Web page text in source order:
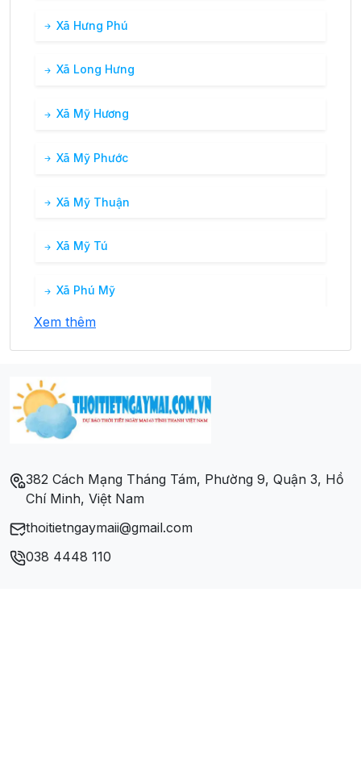
Xã Hưng Phú
Xã Long Hưng
Xã Mỹ Hương
Xã Mỹ Phước
Xã Mỹ Thuận
Xã Mỹ Tú
Xã Phú Mỹ
Xem thêm
382 Cách Mạng Tháng Tám, Phường 9, Quận 3, Hồ
Chí Minh, Việt Nam
thoitietngaymaii@gmail.com
038 4448 110